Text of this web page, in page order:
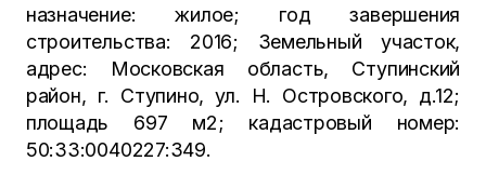
назначение: жилое; год завершения
строительства: 2016; Земельный участок,
адрес: Московская область, Ступинский
район, г. Ступино, ул. Н. Островского, д.12;
площадь 697 м2; кадастровый номер:
50:33:0040227:349.